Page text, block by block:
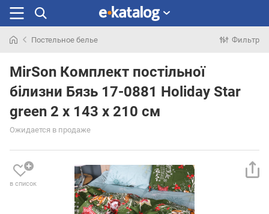
раньше
Постельное белье Фильтр
MirSon Комплект постільної
білизни Бязь 17-0881 Holiday Star
green 2 x 143 x 210 см
Ожидается в продаже
в список